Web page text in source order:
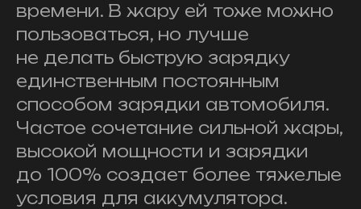
времени. В жару ей тоже можно
пользоваться, но лучше
не делать быструю зарядку
единственным постоянным
способом зарядки автомобиля.
Частое сочетание сильной жары,
высокой мощности и зарядки
до 100% создает более тяжелые
условия для аккумулятора.